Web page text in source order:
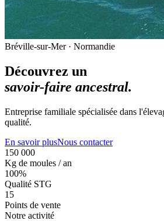
Bréville-sur-Mer · Normandie
Découvrez un
savoir-faire ancestral.
Entreprise familiale spécialisée dans
qualité.
En savoir plusNous contacter
150 000
Kg de moules / an
100%
Qualité STG
15
Points de vente
Notre activité